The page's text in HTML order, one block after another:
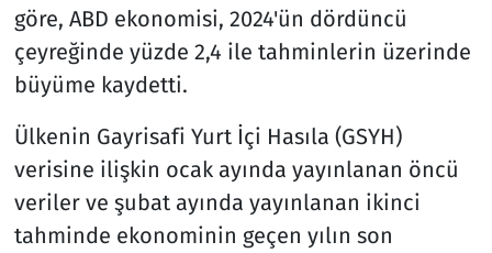
göre, ABD ekonomisi, 2024'ün dördüncü
çeyreğinde yüzde 2,4 ile tahminlerin üzerinde
büyüme kaydetti.
Ülkenin Gayrisafi Yurt İçi Hasıla (GSYH)
verisine ilişkin ocak ayında yayınlanan öncü
veriler ve şubat ayında yayınlanan ikinci
tahminde ekonominin geçen yılın son